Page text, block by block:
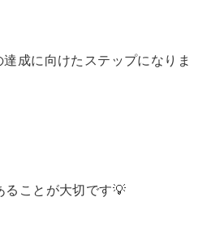
成に向けたステップになりま
ることが大切です💡